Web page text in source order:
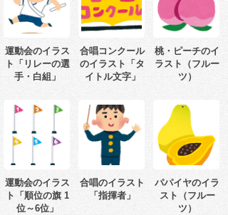
運動会のイラス
ト「リレーの選
手・白組」
合唱コンクール
のイラスト「タ
イトル文字」
桃・ピーチのイ
ラスト（フルー
ツ）
運動会のイラス
ト「順位の旗 1
位～6位」
合唱のイラスト
「指揮者」
パパイヤのイラ
スト（フルー
ツ）